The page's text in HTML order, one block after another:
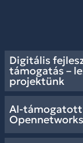
Digitális
támogatás –
projektünk
AI-